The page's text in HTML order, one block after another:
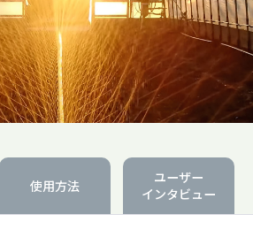
使用方法
ユーザー
インタビュー
ー
Close